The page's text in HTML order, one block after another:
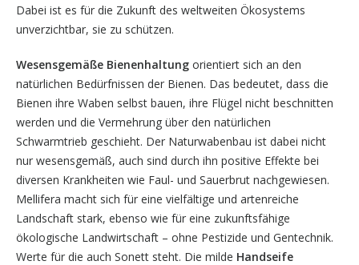
Dabei ist es für die Zukunft des weltweiten Ökosystems
unverzichtbar, sie zu schützen.
Wesensgemäße Bienenhaltung orientiert sich an den
natürlichen Bedürfnissen der Bienen. Das bedeutet, dass die
Bienen ihre Waben selbst bauen, ihre Flügel nicht beschnitten
werden und die Vermehrung über den natürlichen
Schwarmtrieb geschieht. Der Naturwabenbau ist dabei nicht
nur wesensgemäß, auch sind durch ihn positive Effekte bei
diversen Krankheiten wie Faul- und Sauerbrut nachgewiesen.
Mellifera macht sich für eine vielfältige und artenreiche
Landschaft stark, ebenso wie für eine zukunftsfähige
ökologische Landwirtschaft – ohne Pestizide und Gentechnik.
Werte für die auch Sonett steht. Die milde Handseife